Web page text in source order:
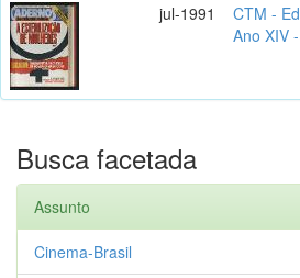
jul-1991
CTM -
Ano XIV
Busca facetada
Assunto
Cinema-Brasil